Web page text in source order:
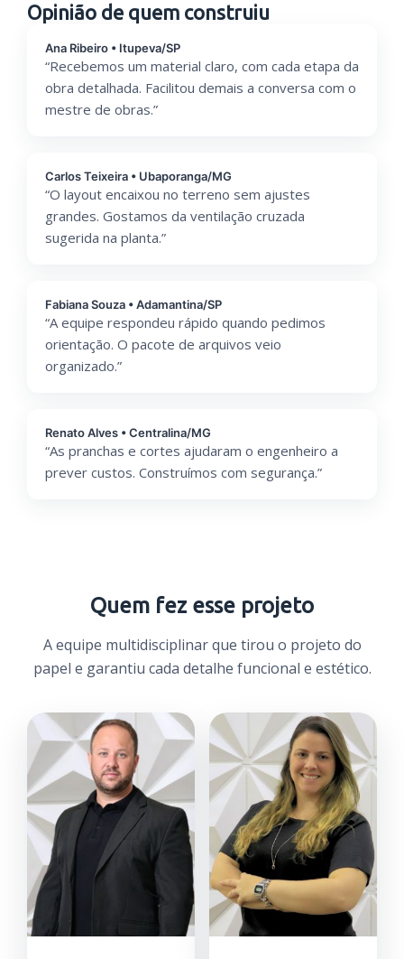
Opinião de quem construiu
Ana Ribeiro • Itupeva/SP
“Recebemos um material claro, com cada etapa da
obra detalhada. Facilitou demais a conversa com o
mestre de obras.”
Carlos Teixeira • Ubaporanga/MG
“O layout encaixou no terreno sem ajustes
grandes. Gostamos da ventilação cruzada
sugerida na planta.”
Fabiana Souza • Adamantina/SP
“A equipe respondeu rápido quando pedimos
orientação. O pacote de arquivos veio
organizado.”
Renato Alves • Centralina/MG
“As pranchas e cortes ajudaram o engenheiro a
prever custos. Construímos com segurança.”
Quem fez esse projeto
A equipe multidisciplinar que tirou o projeto do
papel e garantiu cada detalhe funcional e estético.